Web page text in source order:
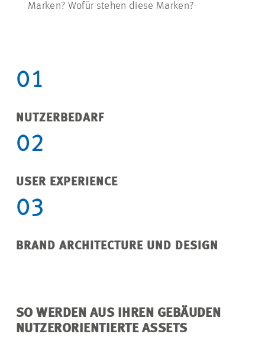
Marken? Wofür stehen diese Marken?
01
NUTZERBEDARF
02
USER EXPERIENCE
03
BRAND ARCHITECTURE UND DESIGN
SO WERDEN AUS IHREN GEBÄUDEN
NUTZERORIENTIERTE ASSETS